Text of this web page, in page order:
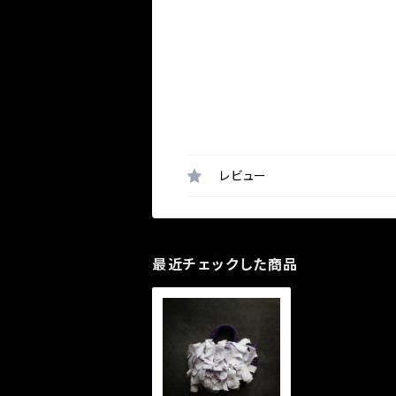
レビュー
最近チェックした商品